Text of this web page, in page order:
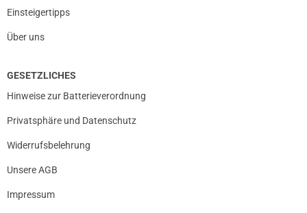
Einsteigertipps
Über uns
GESETZLICHES
Hinweise zur Batterieverordnung
Privatsphäre und Datenschutz
Widerrufsbelehrung
Unsere AGB
Impressum